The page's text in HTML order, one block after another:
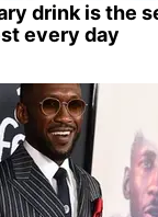
drink is the
every day